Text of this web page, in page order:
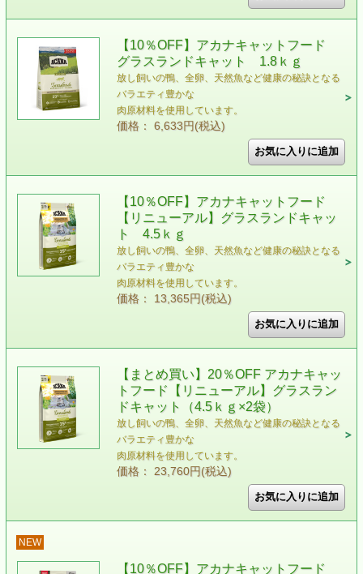
【10％OFF】アカナキャットフード
グラスランドキャット 1.8ｋｇ
放し飼いの鴨、全卵、天然魚など健康の秘訣となる
バラエティ豊かな
肉原材料を使用しています。
価格： 6,633円(税込)
【10％OFF】アカナキャットフード
【リニューアル】グラスランドキャッ
ト 4.5ｋｇ
放し飼いの鴨、全卵、天然魚など健康の秘訣となる
バラエティ豊かな
肉原材料を使用しています。
価格： 13,365円(税込)
【まとめ買い】20％OFF アカナキャッ
トフード【リニューアル】グラスラン
ドキャット（4.5ｋｇ×2袋）
放し飼いの鴨、全卵、天然魚など健康の秘訣となる
バラエティ豊かな
肉原材料を使用しています。
価格： 23,760円(税込)
NEW
【10％OFF】アカナキャットフード